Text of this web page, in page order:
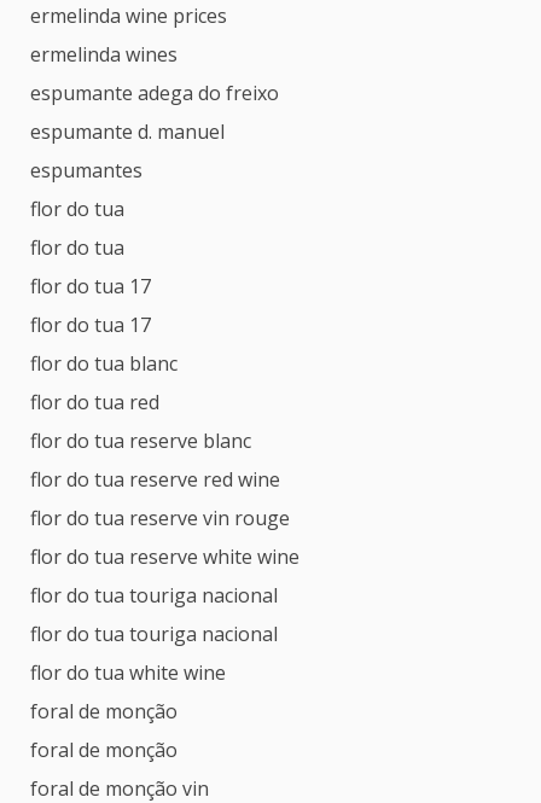
ermelinda wine prices
ermelinda wines
espumante adega do freixo
espumante d. manuel
espumantes
flor do tua
flor do tua
flor do tua 17
flor do tua 17
flor do tua blanc
flor do tua red
flor do tua reserve blanc
flor do tua reserve red wine
flor do tua reserve vin rouge
flor do tua reserve white wine
flor do tua touriga nacional
flor do tua touriga nacional
flor do tua white wine
foral de monção
foral de monção
foral de monção vin